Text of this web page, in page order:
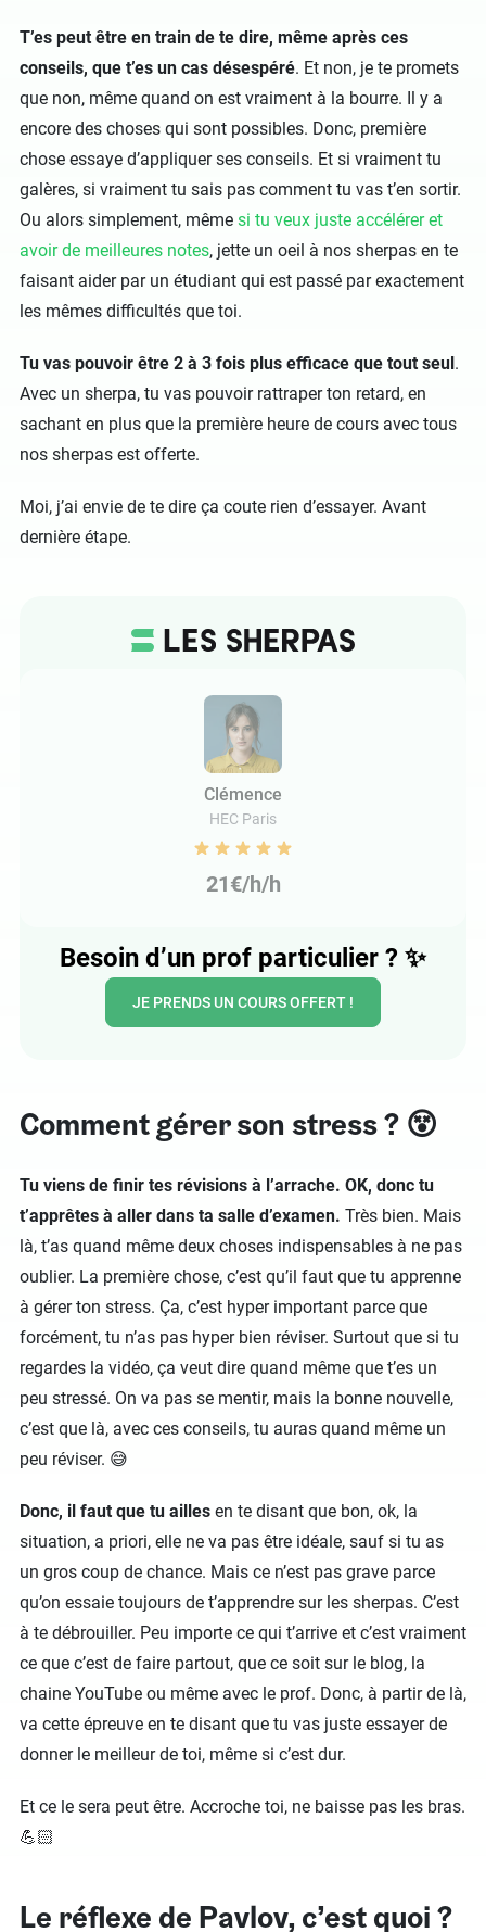
T’es peut être en train de te dire, même après ces
conseils, que t’es un cas désespéré. Et non, je te promets
que non, même quand on est vraiment à la bourre. Il y a
encore des choses qui sont possibles. Donc, première
chose essaye d’appliquer ses conseils. Et si vraiment tu
galères, si vraiment tu sais pas comment tu vas t’en sortir.
Ou alors simplement, même si tu veux juste accélérer et
avoir de meilleures notes, jette un oeil à nos sherpas en te
faisant aider par un étudiant qui est passé par exactement
les mêmes difficultés que toi.
Tu vas pouvoir être 2 à 3 fois plus efficace que tout seul .
Avec un sherpa, tu vas pouvoir rattraper ton retard, en
sachant en plus que la première heure de cours avec tous
nos sherpas est offerte.
Moi, j’ai envie de te dire ça coute rien d’essayer. Avant
dernière étape.
Clémence
HEC Paris
21€/h/h
Besoin d’un prof particulier ? ✨
JE PRENDS UN COURS OFFERT !
Comment gérer son stress ? 😵
Tu viens de finir tes révisions à l’arrache. OK, donc tu
t’apprêtes à aller dans ta salle d’examen. Très bien. Mais
là, t’as quand même deux choses indispensables à ne pas
oublier. La première chose, c’est qu’il faut que tu apprenne
à gérer ton stress. Ça, c’est hyper important parce que
forcément, tu n’as pas hyper bien réviser. Surtout que si tu
regardes la vidéo, ça veut dire quand même que t’es un
peu stressé. On va pas se mentir, mais la bonne nouvelle,
c’est que là, avec ces conseils, tu auras quand même un
peu réviser. 😅
Donc, il faut que tu ailles en te disant que bon, ok, la
situation, a priori, elle ne va pas être idéale, sauf si tu as
un gros coup de chance. Mais ce n’est pas grave parce
qu’on essaie toujours de t’apprendre sur les sherpas. C’est
à te débrouiller. Peu importe ce qui t’arrive et c’est vraiment
ce que c’est de faire partout, que ce soit sur le blog, la
chaine YouTube ou même avec le prof. Donc, à partir de là,
va cette épreuve en te disant que tu vas juste essayer de
donner le meilleur de toi, même si c’est dur.
Et ce le sera peut être. Accroche toi, ne baisse pas les bras.
💪🏻
Le réflexe de Pavlov, c’est quoi ?